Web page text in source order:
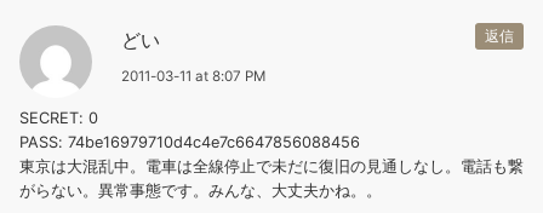
返信
どい
2011-03-11 at 8:07 PM
SECRET: 0
PASS: 74be16979710d4c4e7c6647856088456
東京は大混乱中。電車は全線停止で未だに復旧の見通しなし。電話も繋
がらない。異常事態です。みんな、大丈夫かね。。